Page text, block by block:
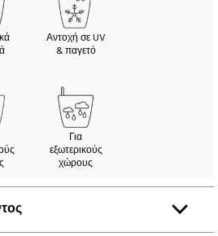
Αντοχή σε UV
& παγετό
Για
εξωτερικούς
χώρους